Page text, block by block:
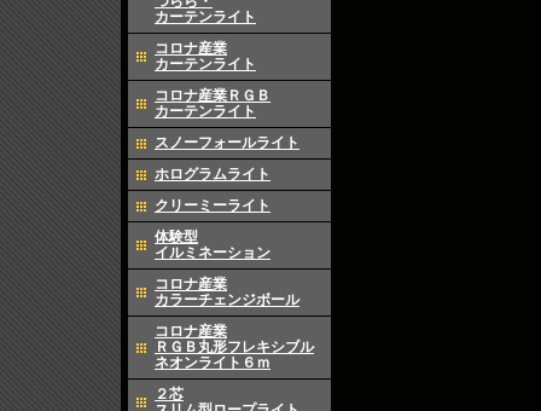
カーテンライト
コロナ産業
カーテンライト
コロナ産業ＲＧＢ
カーテンライト
スノーフォールライト
ホログラムライト
クリーミーライト
体験型
イルミネーション
コロナ産業
カラーチェンジボール
コロナ産業
ＲＧＢ丸形フレキシブル
ネオンライト６ｍ
２芯